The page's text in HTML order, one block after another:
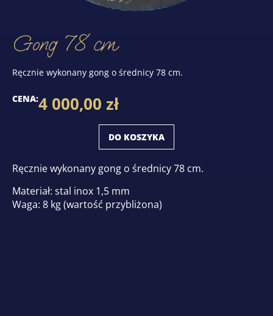
Gong 78 cm
Ręcznie wykonany gong o średnicy 78 cm.
CENA:4 000,00 zł
DO KOSZYKA
Ręcznie wykonany gong o średnicy 78 cm.
Materiał: stal inox 1,5 mm
Waga: 8 kg (wartość przybliżona)